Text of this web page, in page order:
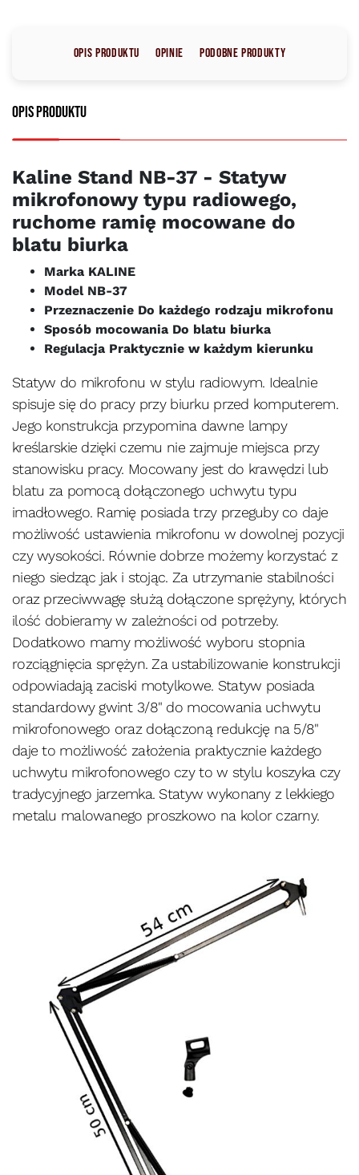
Opis produktu Opinie Podobne produkty
Opis produktu
Kaline Stand NB-37 - Statyw
mikrofonowy typu radiowego,
ruchome ramię mocowane do
blatu biurka
Marka KALINE
Model NB-37
Przeznaczenie Do każdego rodzaju mikrofonu
Sposób mocowania Do blatu biurka
Regulacja Praktycznie w każdym kierunku
Statyw do mikrofonu w stylu radiowym. Idealnie
spisuje się do pracy przy biurku przed komputerem.
Jego konstrukcja przypomina dawne lampy
kreślarskie dzięki czemu nie zajmuje miejsca przy
stanowisku pracy. Mocowany jest do krawędzi lub
blatu za pomocą dołączonego uchwytu typu
imadłowego. Ramię posiada trzy przeguby co daje
możliwość ustawienia mikrofonu w dowolnej pozycji
czy wysokości. Równie dobrze możemy korzystać z
niego siedząc jak i stojąc. Za utrzymanie stabilności
oraz przeciwwagę służą dołączone sprężyny, których
ilość dobieramy w zależności od potrzeby.
Dodatkowo mamy możliwość wyboru stopnia
rozciągnięcia sprężyn. Za ustabilizowanie konstrukcji
odpowiadają zaciski motylkowe. Statyw posiada
standardowy gwint 3/8" do mocowania uchwytu
mikrofonowego oraz dołączoną redukcję na 5/8"
daje to możliwość założenia praktycznie każdego
uchwytu mikrofonowego czy to w stylu koszyka czy
tradycyjnego jarzemka. Statyw wykonany z lekkiego
metalu malowanego proszkowo na kolor czarny.